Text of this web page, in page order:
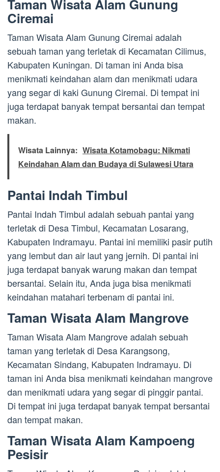
Taman Wisata Alam Gunung
Ciremai
Taman Wisata Alam Gunung Ciremai adalah
sebuah taman yang terletak di Kecamatan Cilimus,
Kabupaten Kuningan. Di taman ini Anda bisa
menikmati keindahan alam dan menikmati udara
yang segar di kaki Gunung Ciremai. Di tempat ini
juga terdapat banyak tempat bersantai dan tempat
makan.
Wisata Lainnya: Wisata Kotamobagu: Nikmati
Keindahan Alam dan Budaya di Sulawesi Utara
Pantai Indah Timbul
Pantai Indah Timbul adalah sebuah pantai yang
terletak di Desa Timbul, Kecamatan Losarang,
Kabupaten Indramayu. Pantai ini memiliki pasir putih
yang lembut dan air laut yang jernih. Di pantai ini
juga terdapat banyak warung makan dan tempat
bersantai. Selain itu, Anda juga bisa menikmati
keindahan matahari terbenam di pantai ini.
Taman Wisata Alam Mangrove
Taman Wisata Alam Mangrove adalah sebuah
taman yang terletak di Desa Karangsong,
Kecamatan Sindang, Kabupaten Indramayu. Di
taman ini Anda bisa menikmati keindahan mangrove
dan menikmati udara yang segar di pinggir pantai.
Di tempat ini juga terdapat banyak tempat bersantai
dan tempat makan.
Taman Wisata Alam Kampoeng
Pesisir